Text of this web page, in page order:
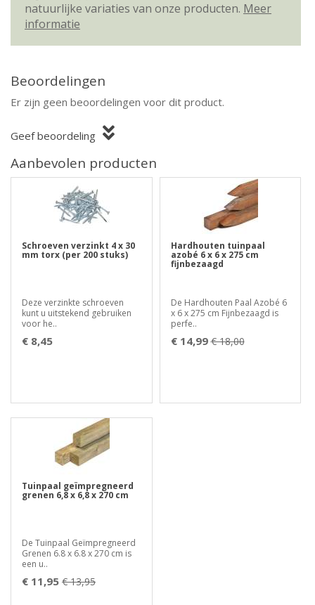
natuurlijke variaties van onze producten. Meer
informatie
Beoordelingen
Er zijn geen beoordelingen voor dit product.
Geef beoordeling
Aanbevolen producten
Schroeven verzinkt 4 x 30
mm torx (per 200 stuks)
Deze verzinkte schroeven
kunt u uitstekend gebruiken
voor he..
€ 8,45
Hardhouten tuinpaal
azobé 6 x 6 x 275 cm
fijnbezaagd
De Hardhouten Paal Azobé 6
x 6 x 275 cm Fijnbezaagd is
perfe..
€ 14,99 € 18,00
Tuinpaal geïmpregneerd
grenen 6,8 x 6,8 x 270 cm
De Tuinpaal Geïmpregneerd
Grenen 6.8 x 6.8 x 270 cm is
een u..
€ 11,95 € 13,95